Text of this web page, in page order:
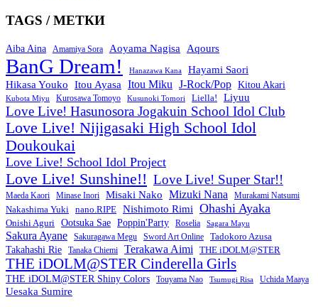
TAGS / МЕТКИ
Aiba Aina Amamiya Sora Aoyama Nagisa Aqours
BanG Dream! Hanazawa Kana
Hayami Saori
Hikasa Youko
Itou Ayasa Itou Miku J-Rock/Pop Kitou Akari
Kubota Miyu Kurosawa Tomoyo Kusunoki Tomori Liella! Liyuu
Love Live! Hasunosora Jogakuin School Idol Club
Love Live! Nijigasaki High School Idol
Doukoukai
Love Live! School Idol Project
Love Live! Sunshine!! Love Live! Super Star!!
Maeda Kaori Minase Inori Misaki Nako Mizuki Nana Murakami Natsumi
Nakashima Yuki nano.RIPE Nishimoto Rimi Ohashi Ayaka
Onishi Aguri Ootsuka Sae Poppin'Party Roselia Sagara Mayu
Sakura Ayane Sakuragawa Megu Sword Art Online Tadokoro Azusa
Takahashi Rie Tanaka Chiemi Terakawa Aimi THE iDOLM@STER
THE iDOLM@STER Cinderella Girls
THE iDOLM@STER Shiny Colors Touyama Nao Tsumugi Risa Uchida Maaya
Uesaka Sumire